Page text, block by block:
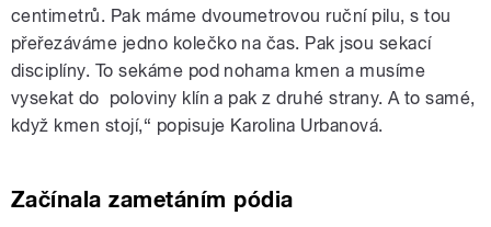
centimetrů. Pak máme dvoumetrovou ruční pilu, s tou
přeřezáváme jedno kolečko na čas. Pak jsou sekací
disciplíny. To sekáme pod nohama kmen a musíme
vysekat do poloviny klín a pak z druhé strany. A to samé,
když kmen stojí,“ popisuje Karolina Urbanová.
Začínala zametáním pódia